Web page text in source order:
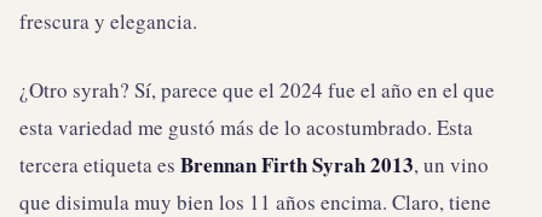
frescura y elegancia.
¿Otro syrah? Sí, parece que el 2024 fue el año en el que
esta variedad me gustó más de lo acostumbrado. Esta
tercera etiqueta es Brennan Firth Syrah 2013, un vino
que disimula muy bien los 11 años encima. Claro, tiene